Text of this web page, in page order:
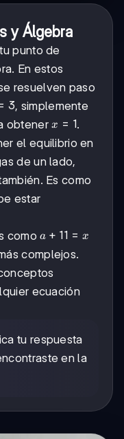
y Álgebra
punto de
En estos
resuelven paso
3, simplemente
obtenerx
=
1
x = 1.
el equilibrio en
de un lado,
Es como
estar
comoa
11
=
x
a + 11 = x
complejos.
ecuación
tu respuesta
en la